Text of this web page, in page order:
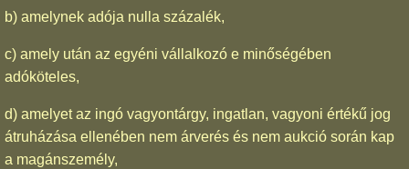
b) amelynek adója nulla százalék,
c) amely után az egyéni vállalkozó e minőségében
adóköteles,
d) amelyet az ingó vagyontárgy, ingatlan, vagyoni értékű jog
átruházása ellenében nem árverés és nem aukció során kap
a magánszemély,